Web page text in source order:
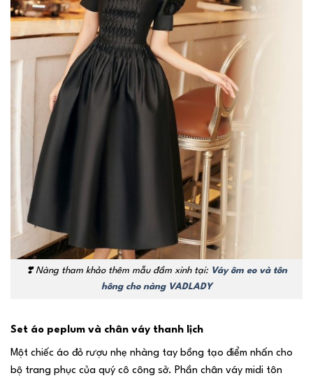
❣️Nàng tham khảo thêm mẫu đầm xinh tại: Váy ôm eo và tôn
hông cho nàng VADLADY
Set áo peplum và chân váy thanh lịch
Một chiếc áo đỏ rượu nhẹ nhàng tay bồng tạo điểm nhấn cho
bộ trang phục của quý cô công sở. Phần chân váy midi tôn